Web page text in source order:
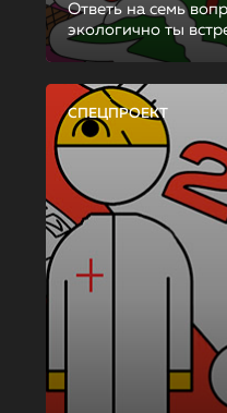
Ответь на семь
экологично ты
СПЕЦПРОЕКТ